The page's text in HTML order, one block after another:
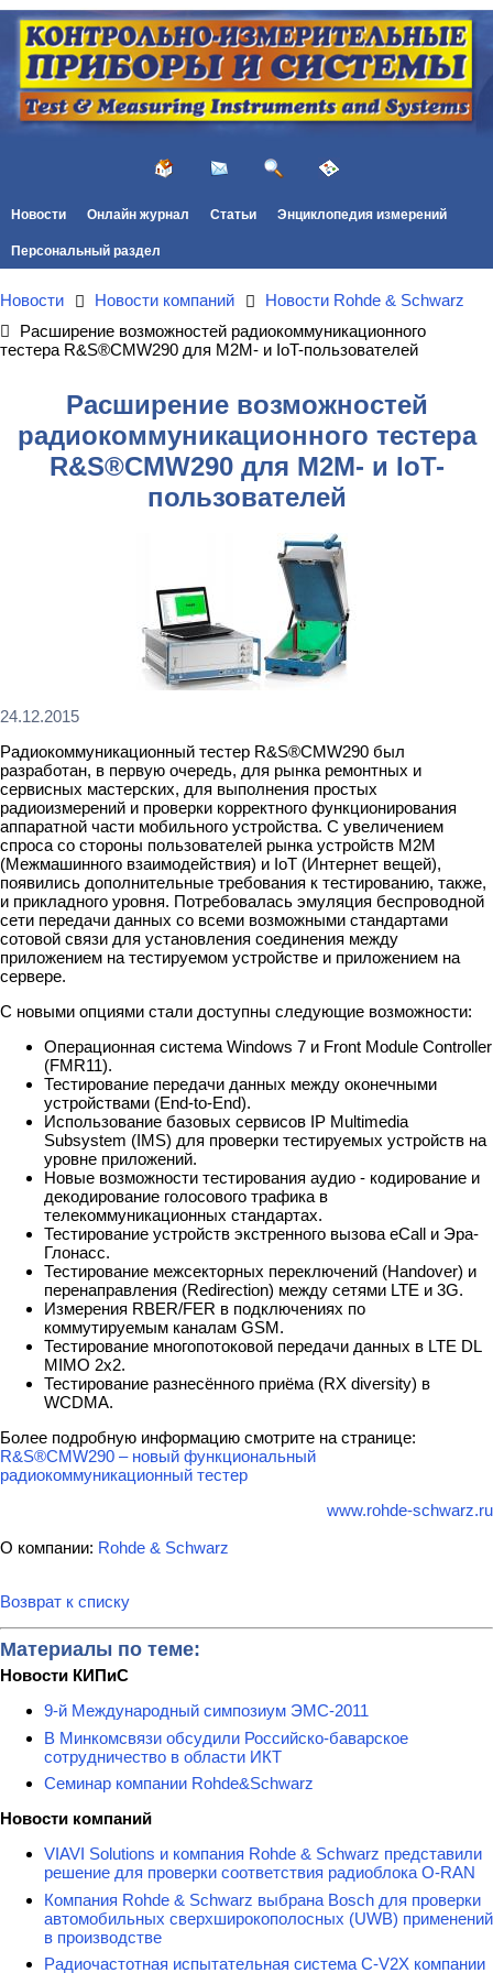
Новости Онлайн журнал Статьи Энциклопедия измерений
Персональный раздел
Новости Новости компаний
Новости Rohde & Schwarz
Расширение возможностей радиокоммуникационного
тестера R&S®CMW290 для M2M- и IoT-пользователей
Расширение возможностей
радиокоммуникационного тестера
R&S®CMW290 для M2M- и IoT-
пользователей
24.12.2015
Радиокоммуникационный тестер R&S®CMW290 был
разработан, в первую очередь, для рынка ремонтных и
сервисных мастерских, для выполнения простых
радиоизмерений и проверки корректного функционирования
аппаратной части мобильного устройства. С увеличением
спроса со стороны пользователей рынка устройств M2M
(Межмашинного взаимодействия) и IoT (Интернет вещей),
появились дополнительные требования к тестированию, также,
и прикладного уровня. Потребовалась эмуляция беспроводной
сети передачи данных со всеми возможными стандартами
сотовой связи для установления соединения между
приложением на тестируемом устройстве и приложением на
сервере.
С новыми опциями стали доступны следующие возможности:
Операционная система Windows 7 и Front Module Controller
(FMR11).
Тестирование передачи данных между оконечными
устройствами (End-to-End).
Использование базовых сервисов IP Multimedia
Subsystem (IMS) для проверки тестируемых устройств на
уровне приложений.
Новые возможности тестирования аудио - кодирование и
декодирование голосового трафика в
телекоммуникационных стандартах.
Тестирование устройств экстренного вызова eCall и Эра-
Глонасс.
Тестирование межсекторных переключений (Handover) и
перенаправления (Redirection) между сетями LTE и 3G.
Измерения RBER/FER в подключениях по
коммутируемым каналам GSM.
Тестирование многопотоковой передачи данных в LTE DL
MIMO 2x2.
Тестирование разнесённого приёма (RX diversity) в
WCDMA.
Более подробную информацию смотрите на странице:
R&S®CMW290 – новый функциональный
радиокоммуникационный тестер
www.rohde-schwarz.ru
О компании: Rohde & Schwarz
Возврат к списку
Материалы по теме:
Новости КИПиС
9-й Международный симпозиум ЭМС-2011
В Минкомсвязи обсудили Российско-баварское
сотрудничество в области ИКТ
Семинар компании Rohde&Schwarz
Новости компаний
VIAVI Solutions и компания Rohde & Schwarz представили
решение для проверки соответствия радиоблока O-RAN
Компания Rohde & Schwarz выбрана Bosch для проверки
автомобильных сверхширокополосных (UWB) применений
в производстве
Радиочастотная испытательная система C-V2X компании